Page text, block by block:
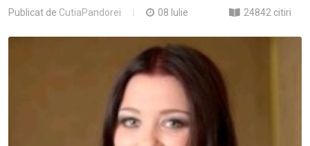
Publicat de CutiaPandorei 08 Iulie 24842 citiri